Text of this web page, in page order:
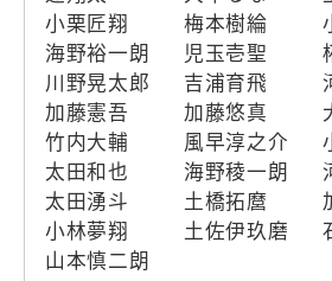
小栗匠翔
梅本樹綸
海野裕一朗
児玉壱聖
川野晃太郎
吉浦育飛
加藤憲吾
加藤悠真
竹内大輔
風早淳之介
太田和也
海野稜一朗
太田湧斗
土橋拓麿
小林夢翔
土佐伊玖磨
山本慎二朗